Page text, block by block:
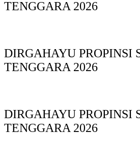
TENGGARA 2026
DIRGAHAYU PROPINSI
TENGGARA 2026
DIRGAHAYU PROPINSI
TENGGARA 2026